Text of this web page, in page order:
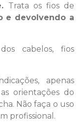
Trata os fios de
e devolvendo a
cabelos, fios
apenas
orientações do
Não faça o uso
profissional.